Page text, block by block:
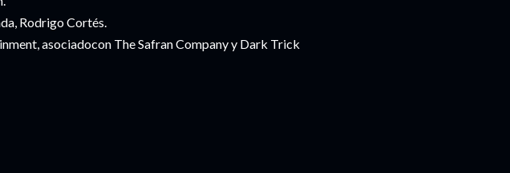
Rodrigo Cortés.
asociadocon The Safran Company y Dark Trick